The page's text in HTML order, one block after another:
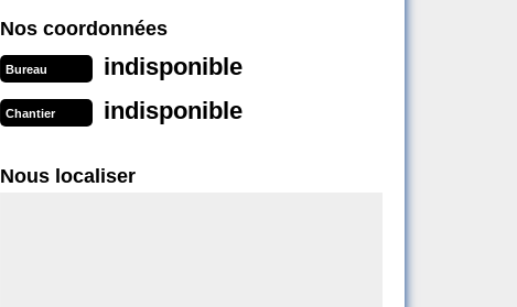
Nos coordonnées
Bureau indisponible
Chantier indisponible
Nous localiser